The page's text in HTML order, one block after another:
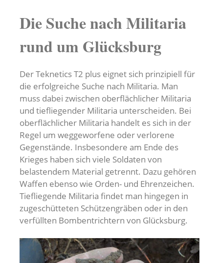
Die Suche nach Militaria
rund um Glücksburg
Der Teknetics T2 plus eignet sich prinzipiell für
die erfolgreiche Suche nach Militaria. Man
muss dabei zwischen oberflächlicher Militaria
und tiefliegender Militaria unterscheiden. Bei
oberflächlicher Militaria handelt es sich in der
Regel um weggeworfene oder verlorene
Gegenstände. Insbesondere am Ende des
Krieges haben sich viele Soldaten von
belastendem Material getrennt. Dazu gehören
Waffen ebenso wie Orden- und Ehrenzeichen.
Tiefliegende Militaria findet man hingegen in
zugeschütteten Schützengräben oder in den
verfüllten Bombentrichtern von Glücksburg.